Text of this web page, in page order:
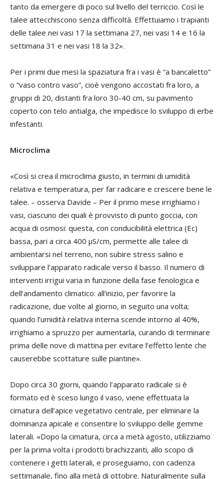
tanto da emergere di poco sul livello del terriccio. Così le
talee attecchiscono senza difficoltà. Effettuiamo i trapianti
delle talee nei vasi 17 la settimana 27, nei vasi 14 e 16 la
settimana 31 e nei vasi 18 la 32».
Per i primi due mesi la spaziatura fra i vasi è “a bancaletto”
o “vaso contro vaso”, cioè vengono accostati fra loro, a
gruppi di 20, distanti fra loro 30-40 cm, su pavimento
coperto con telo antialga, che impedisce lo sviluppo di erbe
infestanti.
Microclima
«Così si crea il microclima giusto, in termini di umidità
relativa e temperatura, per far radicare e crescere bene le
talee. – osserva Davide – Per il primo mese irrighiamo i
vasi, ciascuno dei quali è provvisto di punto goccia, con
acqua di osmosi: questa, con conducibilità elettrica (Ec)
bassa, pari a circa 400 µS/cm, permette alle talee di
ambientarsi nel terreno, non subire stress salino e
sviluppare l’apparato radicale verso il basso. Il numero di
interventi irrigui varia in funzione della fase fenologica e
dell’andamento climatico: all’inizio, per favorire la
radicazione, due volte al giorno, in seguito una volta;
quando l’umidità relativa interna scende intorno al 40%,
irrighiamo a spruzzo per aumentarla, curando di terminare
prima delle nove di mattina per evitare l’effetto lente che
causerebbe scottature sulle piantine».
Dopo circa 30 giorni, quando l’apparato radicale si è
formato ed è sceso lungo il vaso, viene effettuata la
cimatura dell’apice vegetativo centrale, per eliminare la
dominanza apicale e consentire lo sviluppo delle gemme
laterali. «Dopo la cimatura, circa a metà agosto, utilizziamo
per la prima volta i prodotti brachizzanti, allo scopo di
contenere i getti laterali, e proseguiamo, con cadenza
settimanale, fino alla metà di ottobre. Naturalmente sulla